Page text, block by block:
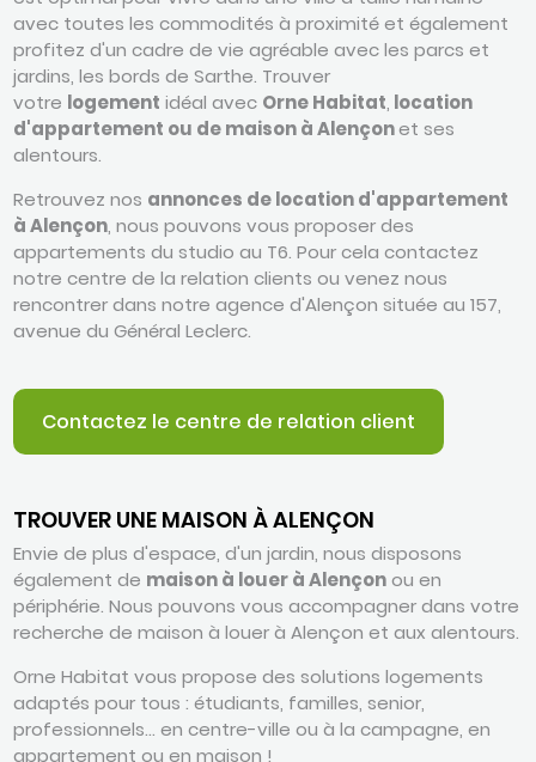
avec toutes les commodités à proximité et également
profitez d'un cadre de vie agréable avec les parcs et
jardins, les bords de Sarthe. Trouver
votre logement idéal avec Orne Habitat, location
d'appartement ou de maison à Alençonet ses
alentours.
Retrouvez nos annonces de location d'appartement
à Alençon, nous pouvons vous proposer des
appartements du studio au T6. Pour cela contactez
notre centre de la relation clients ou venez nous
rencontrer dans notre agence d'Alençon située au 157,
avenue du Général Leclerc.
Contactez le centre de relation client
TROUVER UNE MAISON À ALENÇON
Envie de plus d'espace, d'un jardin, nous disposons
également de maison à louer à Alençonou en
périphérie. Nous pouvons vous accompagner dans votre
recherche de maison à louer à Alençon et aux alentours.
Orne Habitat vous propose des solutions logements
adaptés pour tous : étudiants, familles, senior,
professionnels… en centre-ville ou à la campagne, en
appartement ou en maison !